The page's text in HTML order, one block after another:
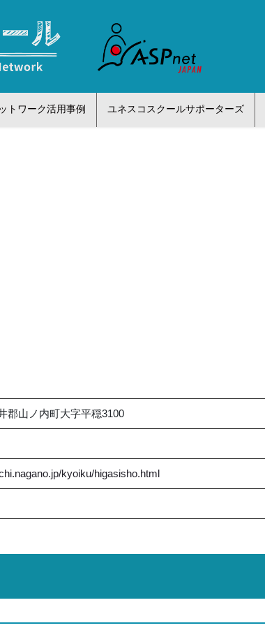
トワーク活用事例 ユネスコスクールサポーターズ
山ノ内町大字平穏3100
kyoiku/higasisho.html